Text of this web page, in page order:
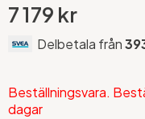
7 179 kr
Delbetala från
Beställningsvara.
dagar